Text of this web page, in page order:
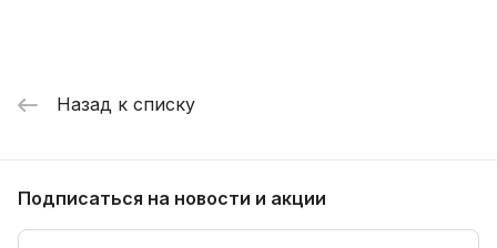
Назад к списку
Подписаться на новости и акции